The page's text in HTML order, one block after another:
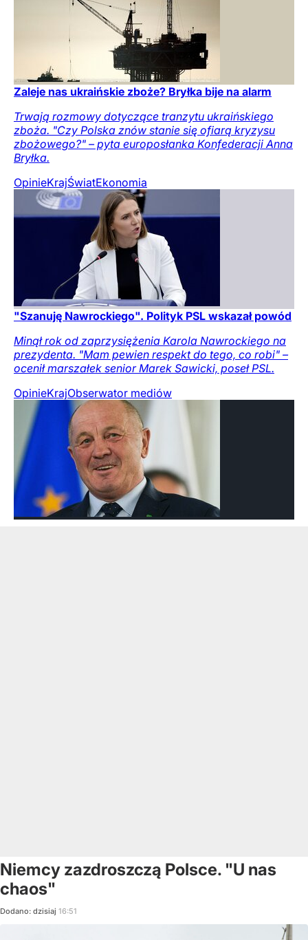
Zaleje nas ukraińskie zboże? Bryłka bije na alarm
Trwają rozmowy dotyczące tranzytu ukraińskiego
zboża. "Czy Polska znów stanie się ofiarą kryzysu
zbożowego?" – pyta europosłanka Konfederacji Anna
Bryłka.
OpinieKrajŚwiatEkonomia
"Szanuję Nawrockiego". Polityk PSL wskazał powód
Minął rok od zaprzysiężenia Karola Nawrockiego na
prezydenta. "Mam pewien respekt do tego, co robi" –
ocenił marszałek senior Marek Sawicki, poseł PSL.
OpinieKrajObserwator mediów
Niemcy zazdroszczą Polsce. "U nas
chaos"
Dodano: dzisiaj 16:51